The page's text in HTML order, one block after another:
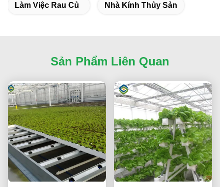
Làm Việc Rau Củ Nhà Kính Thủy Sản
Sản Phẩm Liên Quan